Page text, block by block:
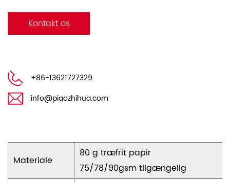
Kontakt os
+86-13621727329
info@piaozhihua.com
Materiale
80 g træfrit papir
75/78/90gsm tilgængelig